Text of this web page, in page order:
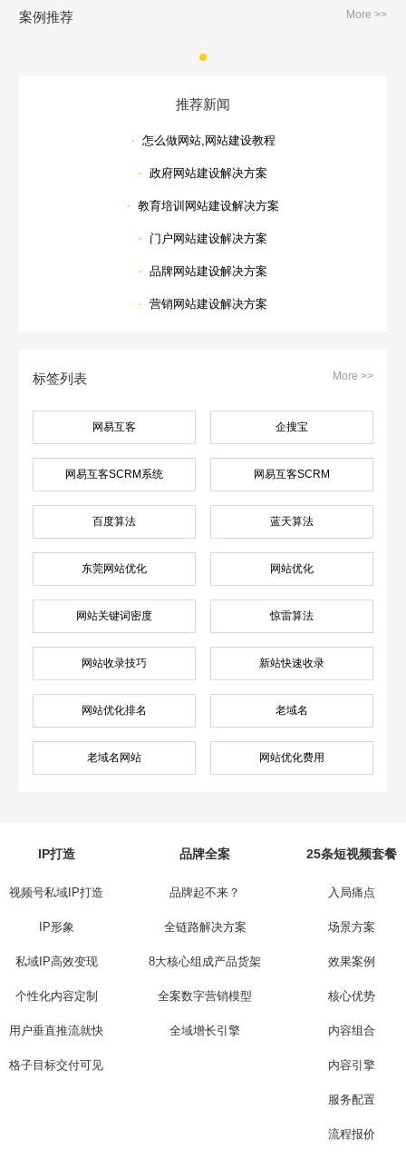
案例推荐 More >>
推荐新闻
· 怎么做网站,网站建设教程
· 政府网站建设解决方案
· 教育培训网站建设解决方案
· 门户网站建设解决方案
· 品牌网站建设解决方案
· 营销网站建设解决方案
标签列表 More >>
网易互客 企搜宝
网易互客SCRM系统 网易互客SCRM
百度算法 蓝天算法
东莞网站优化 网站优化
网站关键词密度 惊雷算法
网站收录技巧 新站快速收录
网站优化排名 老域名
老域名网站 网站优化费用
IP打造
视频号私域IP打造
IP形象
私域IP高效变现
个性化内容定制
用户垂直推流就快
格子目标交付可见
品牌全案
品牌起不来？
全链路解决方案
8大核心组成产品货架
全案数字营销模型
全域增长引擎
25条短视频套餐
入局痛点
场景方案
效果案例
核心优势
内容组合
内容引擎
服务配置
流程报价